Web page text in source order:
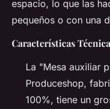
espacio, lo que las
pequeños o con una
Características
La "Mesa auxiliar
Produceshop,
100%, tiene un